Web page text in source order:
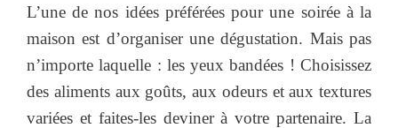
L’une de nos idées préférées pour une soirée à la
maison est d’organiser une dégustation. Mais pas
n’importe laquelle : les yeux bandées ! Choisissez
des aliments aux goûts, aux odeurs et aux textures
variées et faites-les deviner à votre partenaire. La